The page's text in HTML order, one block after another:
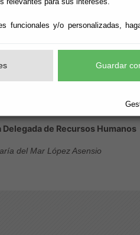
funcionales y/o personalizadas,
Guardar
y publicaciones.
humanos.
y Salud Laboral.
Delegada de Recursos Humanos
del Mar López Asensio